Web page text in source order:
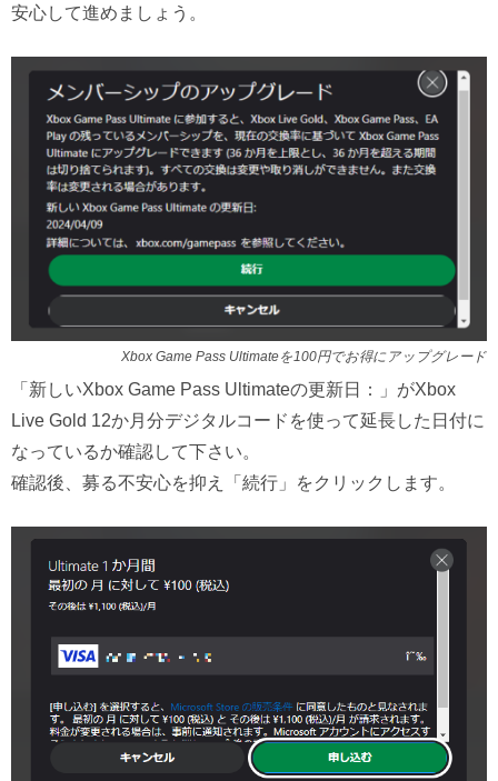
安心して進めましょう。
Xbox Game Pass Ultimateを100円でお得にアップグレード
「新しいXbox Game Pass Ultimateの更新日：」がXbox
Live Gold 12か月分デジタルコードを使って延長した日付に
なっているか確認して下さい。
確認後、募る不安心を抑え「続行」をクリックします。